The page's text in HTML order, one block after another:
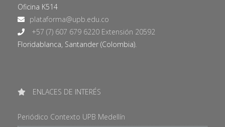
Oficina K514
+57 (7) 607 679 6220 Extensión 20592
Floridablanca, Santander (Colombia).
ENLACES DE INTERÉS
Periódico Contexto UPB Medellín